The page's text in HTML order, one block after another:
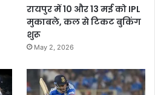
रायपुर में 10 और 13 मई को IPL
मुकाबले, कल से टिकट बुकिंग
शुरू
May 2, 2026